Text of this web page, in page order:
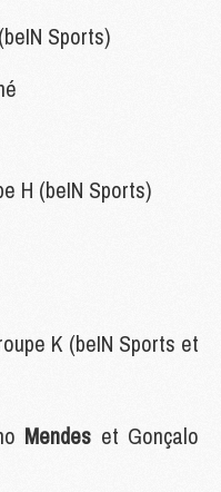
Sports)
H (beIN Sports)
K (beIN Sports et
Mendes et Gonçalo